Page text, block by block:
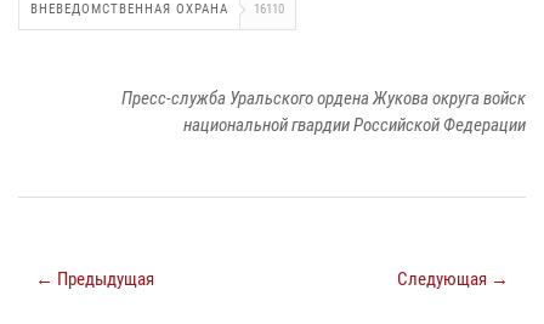
ВНЕВЕДОМСТВЕННАЯ ОХРАНА 16110
Пресс-служба Уральского ордена Жукова округа войск
национальной гвардии Российской Федерации
← Предыдущая Следующая →